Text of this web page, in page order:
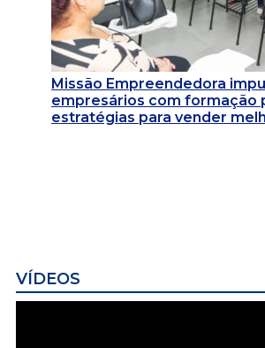
Missão Empreendedora
empresários com formação
estratégias para vender
VÍDEOS